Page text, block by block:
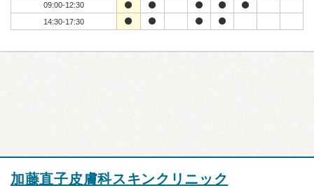
09:00-12:30
14:30-17:30
加藤直子皮膚科スキンクリニック